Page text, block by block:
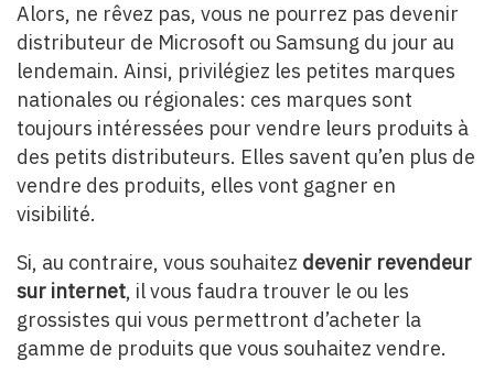
Alors, ne rêvez pas, vous ne pourrez pas devenir
distributeur de Microsoft ou Samsung du jour au
lendemain. Ainsi, privilégiez les petites marques
nationales ou régionales: ces marques sont
toujours intéressées pour vendre leurs produits à
des petits distributeurs. Elles savent qu’en plus de
vendre des produits, elles vont gagner en
visibilité.
Si, au contraire, vous souhaitez devenir revendeur
sur internet, il vous faudra trouver le ou les
grossistes qui vous permettront d’acheter la
gamme de produits que vous souhaitez vendre.